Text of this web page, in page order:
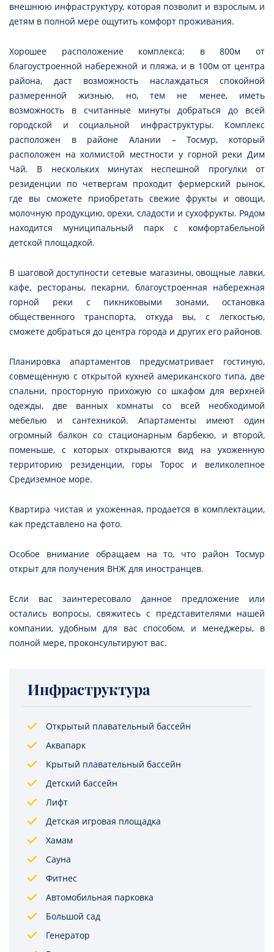
внешнюю инфраструктуру, которая позволит и взрослым, и
детям в полной мере ощутить комфорт проживания.
Хорошее расположение комплекса: в 800м от
благоустроенной набережной и пляжа, и в 100м от центра
района, даст возможность наслаждаться спокойной
размеренной жизнью, но, тем не менее, иметь
возможность в считанные минуты добраться до всей
городской и социальной инфраструктуры. Комплекс
расположен в районе Алании – Тосмур, который
расположен на холмистой местности у горной реки Дим
Чай. В нескольких минутах неспешной прогулки от
резиденции по четвергам проходит фермерский рынок,
где вы сможете приобретать свежие фрукты и овощи,
молочную продукцию, орехи, сладости и сухофрукты. Рядом
находится муниципальный парк с комфортабельной
детской площадкой.
В шаговой доступности сетевые магазины, овощные лавки,
кафе, рестораны, пекарни, благоустроенная набережная
горной реки с пикниковыми зонами, остановка
общественного транспорта, откуда вы, с легкостью,
сможете добраться до центра города и других его районов.
Планировка апартаментов предусматривает гостиную,
совмещенную с открытой кухней американского типа, две
спальни, просторную прихожую со шкафом для верхней
одежды, две ванных комнаты со всей необходимой
мебелью и сантехникой. Апартаменты имеют один
огромный балкон со стационарным барбекю, и второй,
поменьше, с которых открываются вид на ухоженную
территорию резиденции, горы Торос и великолепное
Средиземное море.
Квартира чистая и ухоженная, продается в комплектации,
как представлено на фото.
Особое внимание обращаем на то, что район Тосмур
открыт для получения ВНЖ для иностранцев.
Если вас заинтересовало данное предложение или
остались вопросы, свяжитесь с представителями нашей
компании, удобным для вас способом, и менеджеры, в
полной мере, проконсультируют вас.
Инфраструктура
Открытый плавательный бассейн
Аквапарк
Крытый плавательный бассейн
Детский бассейн
Лифт
Детская игровая площадка
Хамам
Сауна
Фитнес
Автомобильная парковка
Большой сад
Генератор